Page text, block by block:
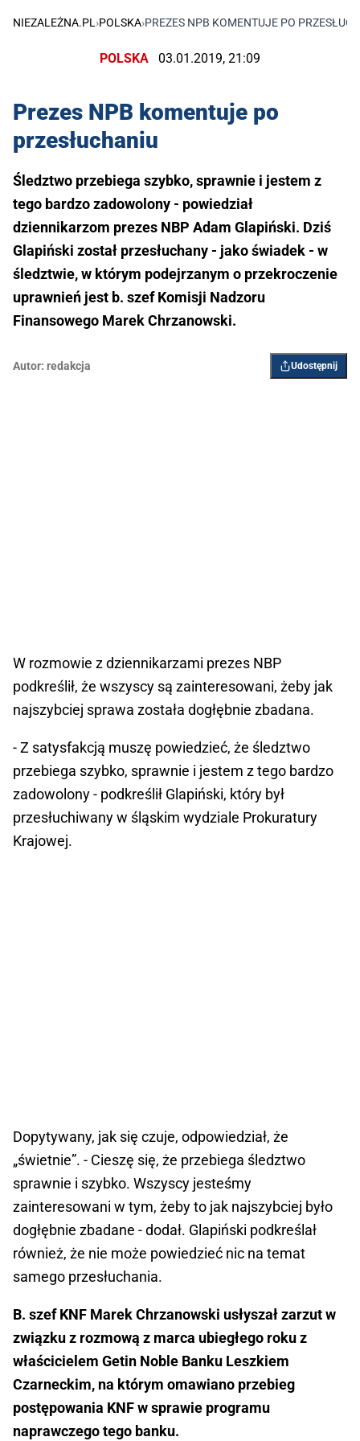
NIEZALEŻNA.PL ›POLSKA›PREZES NPB KOMENTUJE PO
POLSKA 03.01.2019, 21:09
Prezes NPB komentuje po
przesłuchaniu
Śledztwo przebiega szybko, sprawnie i jestem z
tego bardzo zadowolony - powiedział
dziennikarzom prezes NBP Adam Glapiński. Dziś
Glapiński został przesłuchany - jako świadek - w
śledztwie, w którym podejrzanym o przekroczenie
uprawnień jest b. szef Komisji Nadzoru
Finansowego Marek Chrzanowski.
Autor: redakcja Udostępnij
W rozmowie z dziennikarzami prezes NBP
podkreślił, że wszyscy są zainteresowani, żeby jak
najszybciej sprawa została dogłębnie zbadana.
- Z satysfakcją muszę powiedzieć, że śledztwo
przebiega szybko, sprawnie i jestem z tego bardzo
zadowolony - podkreślił Glapiński, który był
przesłuchiwany w śląskim wydziale Prokuratury
Krajowej.
Dopytywany, jak się czuje, odpowiedział, że
„świetnie”. - Cieszę się, że przebiega śledztwo
sprawnie i szybko. Wszyscy jesteśmy
zainteresowani w tym, żeby to jak najszybciej było
dogłębnie zbadane - dodał. Glapiński podkreślał
również, że nie może powiedzieć nic na temat
samego przesłuchania.
B. szef KNF Marek Chrzanowski usłyszał zarzut w
związku z rozmową z marca ubiegłego roku z
właścicielem Getin Noble Banku Leszkiem
Czarneckim, na którym omawiano przebieg
postępowania KNF w sprawie programu
naprawczego tego banku.